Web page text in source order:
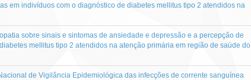
em indivíduos com o diagnóstico de diabetes mellitus tipo 2 atendidos na
sobre sinais e sintomas de ansiedade e depressão e a percepção de
mellitus tipo 2 atendidos na atenção primária em região de saúde do
de Vigilância Epidemiológica das infecções de corrente sanguínea